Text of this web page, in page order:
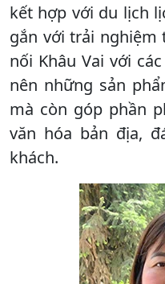
kết hợp với du lịch
gắn với trải nghiệm
nối Khâu Vai với
nên những sản
mà còn góp phần
văn hóa bản địa,
khách.